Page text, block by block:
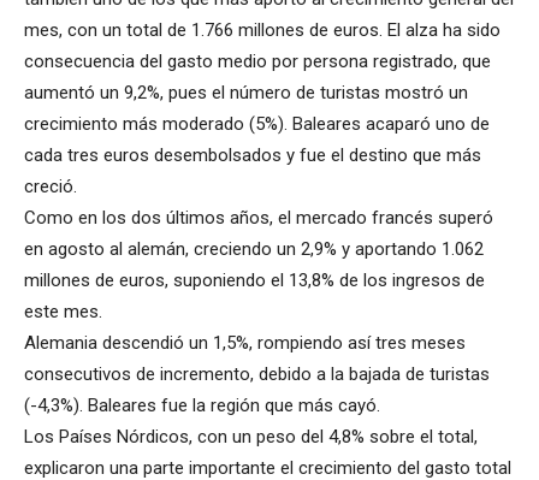
mes, con un total de 1.766 millones de euros. El alza ha sido
consecuencia del gasto medio por persona registrado, que
aumentó un 9,2%, pues el número de turistas mostró un
crecimiento más moderado (5%). Baleares acaparó uno de
cada tres euros desembolsados y fue el destino que más
creció.
Como en los dos últimos años, el mercado francés superó
en agosto al alemán, creciendo un 2,9% y aportando 1.062
millones de euros, suponiendo el 13,8% de los ingresos de
este mes.
Alemania descendió un 1,5%, rompiendo así tres meses
consecutivos de incremento, debido a la bajada de turistas
(-4,3%). Baleares fue la región que más cayó.
Los Países Nórdicos, con un peso del 4,8% sobre el total,
explicaron una parte importante el crecimiento del gasto total